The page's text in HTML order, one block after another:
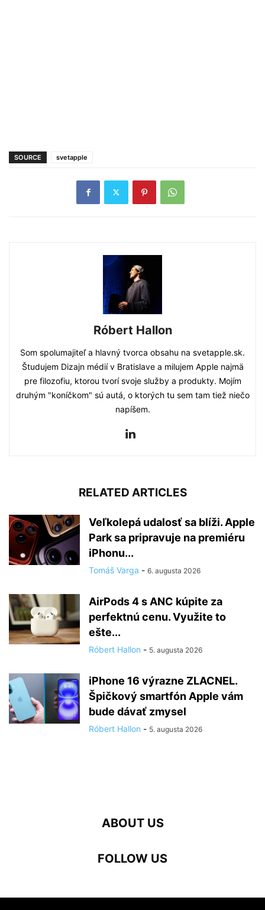
SOURCE svetapple
Róbert Hallon
Som spolumajiteľ a hlavný tvorca obsahu na svetapple.sk.
Študujem Dizajn médií v Bratislave a milujem Apple najmä
pre filozofiu, ktorou tvorí svoje služby a produkty. Mojím
druhým "koníčkom" sú autá, o ktorých tu sem tam tiež niečo
napíšem.
RELATED ARTICLES
Veľkolepá udalosť sa blíži. Apple
Park sa pripravuje na premiéru
iPhonu...
Tomáš Varga - 6. augusta 2026
AirPods 4 s ANC kúpite za
perfektnú cenu. Využite to
ešte...
Róbert Hallon - 5. augusta 2026
iPhone 16 výrazne ZLACNEL.
Špičkový smartfón Apple vám
bude dávať zmysel
Róbert Hallon - 5. augusta 2026
ABOUT US
FOLLOW US